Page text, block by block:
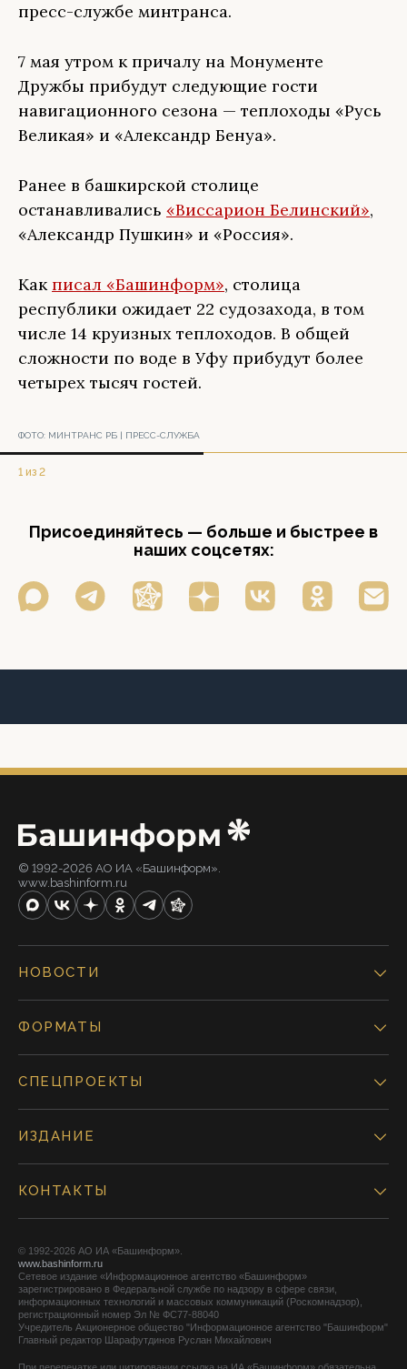
пресс-службе минтранса.
7 мая утром к причалу на Монументе
Дружбы прибудут следующие гости
навигационного сезона — теплоходы «Русь
Великая» и «Александр Бенуа».
Ранее в башкирской столице
останавливались «Виссарион Белинский»,
«Александр Пушкин» и «Россия».
Как писал «Башинформ», столица
республики ожидает 22 судозахода, в том
числе 14 круизных теплоходов. В общей
сложности по воде в Уфу прибудут более
четырех тысяч гостей.
ФОТО: МИНТРАНС РБ | ПРЕСС-СЛУЖБА
1 из 2
Присоединяйтесь — больше и быстрее в
наших соцсетях:
© 1992-2026 АО ИА «Башинформ».
www.bashinform.ru
НОВОСТИ
ФОРМАТЫ
СПЕЦПРОЕКТЫ
ИЗДАНИЕ
КОНТАКТЫ
© 1992-2026 АО ИА «Башинформ».
www.bashinform.ru
Сетевое издание «Информационное агентство «Башинформ»
зарегистрировано в Федеральной службе по надзору в сфере связи,
информационных технологий и массовых коммуникаций (Роскомнадзор),
регистрационный номер Эл № ФС77-88040
Учредитель Акционерное общество "Информационное агентство "Башинформ"
Главный редактор Шарафутдинов Руслан Михайлович